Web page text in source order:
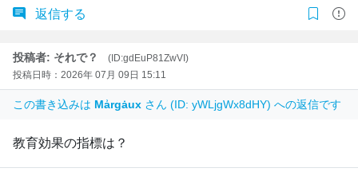
返信する
投稿者: それで？
(ID:gdEuP81ZwVI)
投稿日時：2026年 07月 09日 15:11
この書き込みは Mẚrgȧux さん (ID: yWLjgWx8dHY) への返信です
教育効果の指標は？